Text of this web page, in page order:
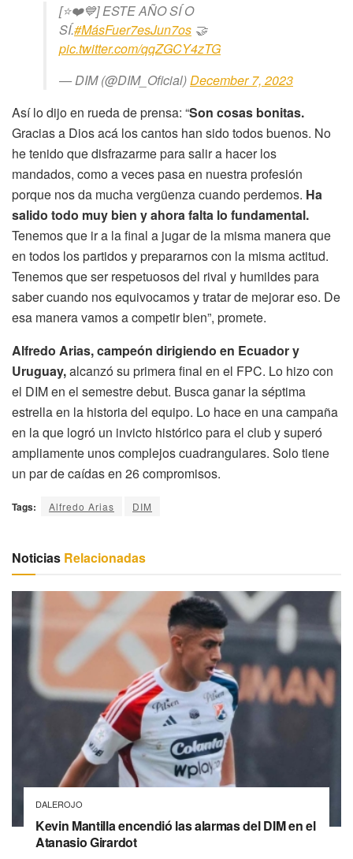
[⭐❤️💙] ESTE AÑO SÍ O
SÍ.#MásFuer7esJun7os 🤝
pic.twitter.com/qqZGCY4zTG
— DIM (@DIM_Oficial)December 7, 2023
Así lo dijo en rueda de prensa: “Son cosas bonitas.
Gracias a Dios acá los cantos han sido todos buenos. No
he tenido que disfrazarme para salir a hacer los
mandados, como a veces pasa en nuestra profesión
porque nos da mucha vergüenza cuando perdemos. Ha
salido todo muy bien y ahora falta lo fundamental.
Tenemos que ir a la final a jugar de la misma manera que
en todos los partidos y prepararnos con la misma actitud.
Tenemos que ser respetuosos del rival y humildes para
saber cuando nos equivocamos y tratar de mejorar eso. De
esa manera vamos a competir bien”, promete.
Alfredo Arias, campeón dirigiendo en Ecuador y
Uruguay,alcanzó su primera final en el FPC. Lo hizo con
el DIM en el semestre debut. Busca ganar la séptima
estrella en la historia del equipo. Lo hace en una campaña
en la que logró un invicto histórico para el club y superó
ampliamente unos complejos cuadrangulares. Solo tiene
un par de caídas en 26 compromisos.
Tags: Alfredo Arias DIM
Noticias Relacionadas
DALEROJO
Kevin Mantilla encendió las alarmas del DIM en el
Atanasio Girardot